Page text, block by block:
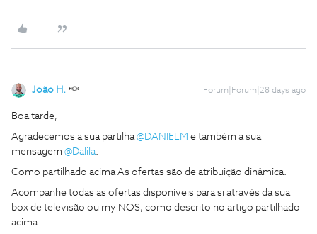
João H. Forum|Forum|28 days ago
Boa tarde,
Agradecemos a sua partilha ​@DANIELM e também a sua
mensagem ​ @Dalila.
Como partilhado acima As ofertas são de atribuição dinâmica.
Acompanhe todas as ofertas disponíveis para si através da sua
box de televisão ou my NOS, como descrito no artigo partilhado
acima.